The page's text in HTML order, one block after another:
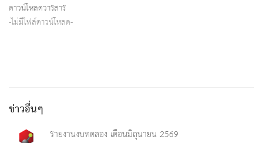
ดาวน์โหลดวารสาร
-ไม่มีไฟล์ดาวน์โหลด-
ข่าวอื่นๆ
รายงานงบทดลอง เดือนมิถุนายน 2569